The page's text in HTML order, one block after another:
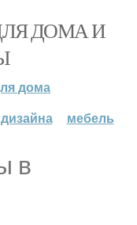
ДОМА И
дома
мебель
в